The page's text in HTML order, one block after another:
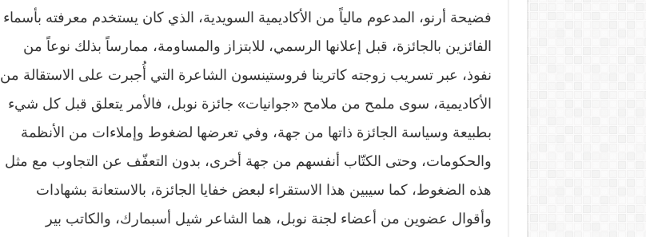
فضيحة أرنو، المدعوم مالياً من الأكاديمية السويدية، الذي كان يستخدم معرفته بأسماء
الفائزين بالجائزة، قبل إعلانها الرسمي، للابتزاز والمساومة، ممارساً بذلك نوعاً من
نفوذ، عبر تسريب زوجته كاترينا فروستينسون الشاعرة التي أُجبرت على الاستقالة من
الأكاديمية، سوى ملمح من ملامح «جوانيات» جائزة نوبل، فالأمر يتعلق قبل كل شيء
بطبيعة وسياسة الجائزة ذاتها من جهة، وفي تعرضها لضغوط وإملاءات من الأنظمة
والحكومات، وحتى الكتّاب أنفسهم من جهة أخرى، بدون التعفّف عن التجاوب مع مثل
هذه الضغوط، كما سيبين هذا الاستقراء لبعض خفايا الجائزة، بالاستعانة بشهادات
وأقوال عضوين من أعضاء لجنة نوبل، هما الشاعر شيل أسبمارك، والكاتب بير